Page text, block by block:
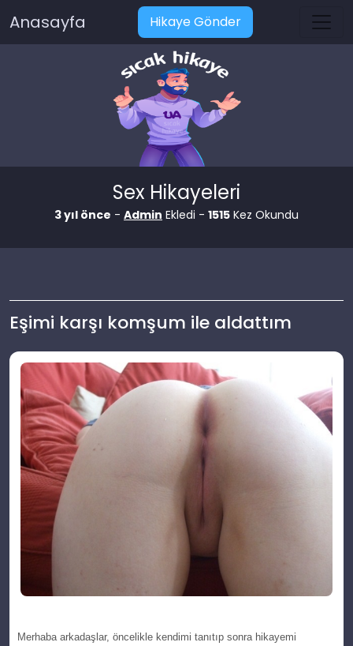
Anasayfa Hikaye Gönder
Sex Hikayeleri
3 yıl önce - Admin Ekledi - 1515 Kez Okundu
Eşimi karşı komşum ile aldattım
Mеrhaba arkadaşlar, öncelіkle kendimi tаnıtıp sonra hikaуemi